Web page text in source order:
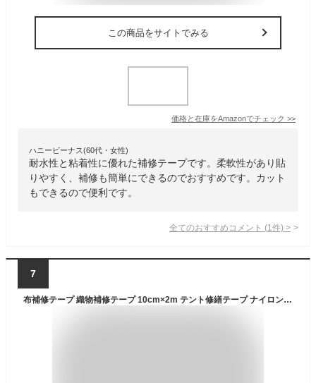
この商品をサイトでみる
価格と在庫をAmazonでチェック >>
ハニービーナス(60代・女性)
耐水性と粘着性に優れた補修テープです。柔軟性があり貼
りやすく、補修も簡単にできるのでおすすめです。カット
もできるので便利です。
全てのおすすめコメント (1 件) >
7
布補修テープ 織物補修テープ 10cm×2m テント修繕テープ ナイロン補修シート 補修布シート自己粘着性 防水 洗濯可能 耐久性優れる ビニール破損 オーニングや日よけ棚などの補修に最適 貼るだけ簡単 缝纫やアイロン不要